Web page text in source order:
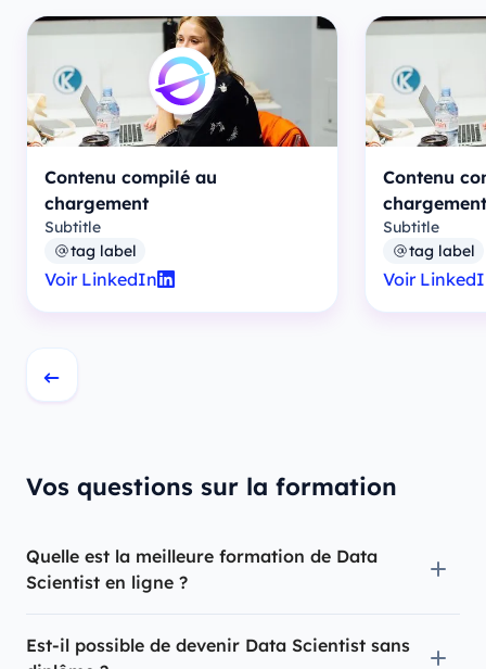
Contenu compilé au
chargement
Subtitle
tag label
Voir LinkedIn
Contenu
chargement
Subtitle
tag label
Voir
Vos questions sur la formation
Quelle est la meilleure formation de Data
Scientist en ligne ?
Est-il possible de devenir Data Scientist sans